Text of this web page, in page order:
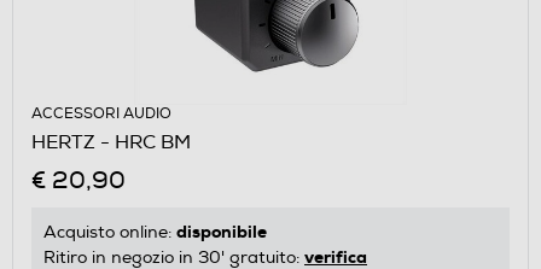
ACCESSORI AUDIO
HERTZ - HRC BM
€ 20,90
Acquisto online: disponibile
Ritiro in negozio in 30' gratuito: verifica